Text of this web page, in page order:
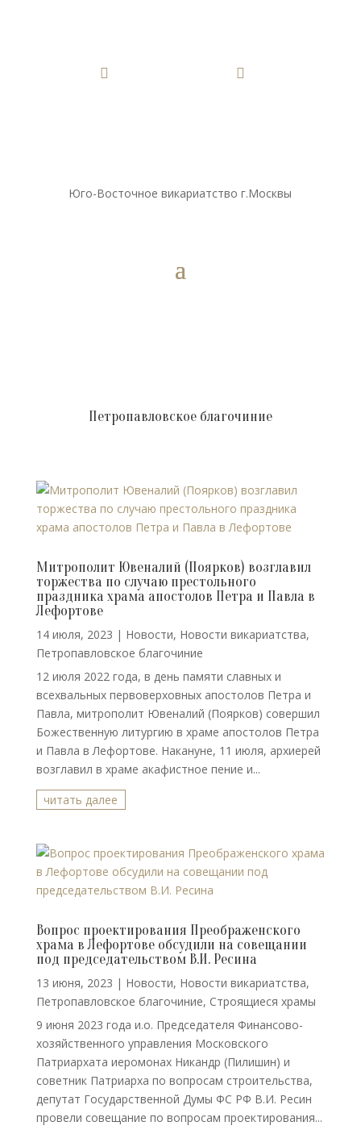
 
Юго-Восточное викариатство г.Москвы
Петропавловское благочиние
Митрополит Ювеналий (Поярков) возглавил
торжества по случаю престольного
праздника храма апостолов Петра и Павла в
Лефортове
14 июля, 2023 | Новости, Новости викариатства,
Петропавловское благочиние
12 июля 2022 года, в день памяти славных и
всехвальных первоверховных апостолов Петра и
Павла, митрополит Ювеналий (Поярков) совершил
Божественную литургию в храме апостолов Петра
и Павла в Лефортове. Накануне, 11 июля, архиерей
возглавил в храме акафистное пение и...
читать далее
Вопрос проектирования Преображенского
храма в Лефортове обсудили на совещании
под председательством В.И. Ресина
13 июня, 2023 | Новости, Новости викариатства,
Петропавловское благочиние, Строящиеся храмы
9 июня 2023 года и.о. Председателя Финансово-
хозяйственного управления Московского
Патриархата иеромонах Никандр (Пилишин) и
советник Патриарха по вопросам строительства,
депутат Государственной Думы ФС РФ В.И. Ресин
провели совещание по вопросам проектирования...